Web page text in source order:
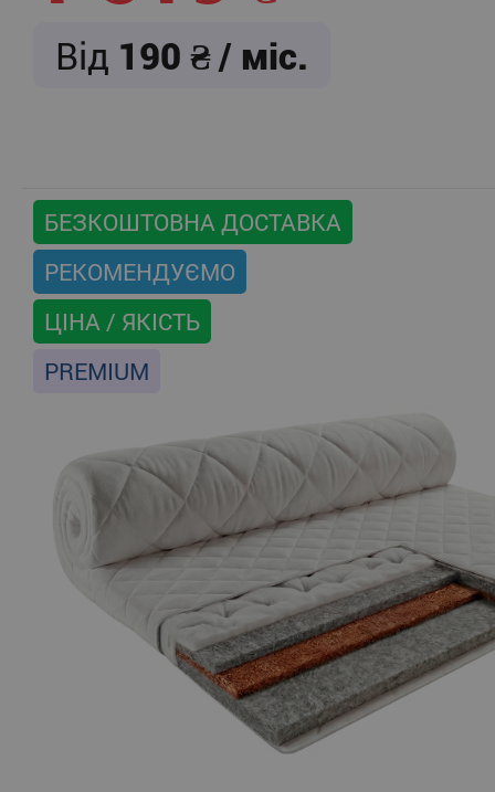
Від 190 / міс.
БЕЗКОШТОВНА ДОСТАВКА
РЕКОМЕНДУЄМО
ЦІНА / ЯКІСТЬ
PREMIUM